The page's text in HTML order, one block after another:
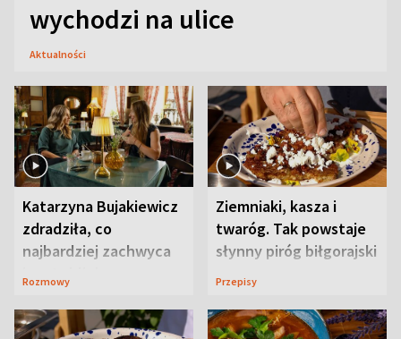
wychodzi na ulice
Aktualności
Katarzyna Bujakiewicz
zdradziła, co
najbardziej zachwyca
ją w Lublinie
Rozmowy
Ziemniaki, kasza i
twaróg. Tak powstaje
słynny piróg biłgorajski
Przepisy